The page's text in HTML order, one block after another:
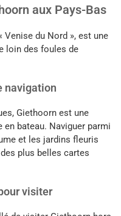
aux Pays-Bas
Venise du Nord », est une
loin des foules de
navigation
Giethoorn est une
bateau. Naviguer parmi
et les jardins fleuris
plus belles cartes
visiter